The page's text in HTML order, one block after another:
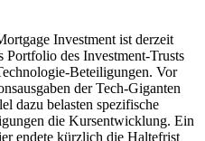
Investment ist derzeit
Portfolio des Investment-Trusts
Beteiligungen. Vor
der Tech-Giganten
dazu belasten spezifische
die Kursentwicklung. Ein
endete kürzlich die Haltefrist